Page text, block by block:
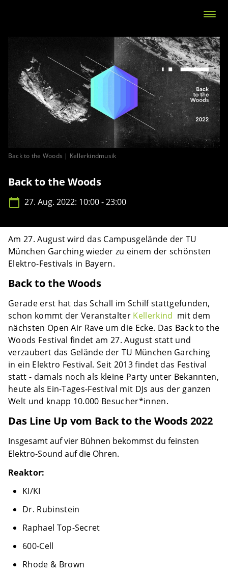
Back to the Woods | Kellerkindmusik
Back to the Woods
27. Aug. 2022: 10:00 - 23:00
Am 27. August wird das Campusgelände der TU
München Garching wieder zu einem der schönsten
Elektro-Festivals in Bayern.
Back to the Woods
Gerade erst hat das Schall im Schilf stattgefunden,
schon kommt der Veranstalter Kellerkind mit dem
nächsten Open Air Rave um die Ecke. Das Back to the
Woods Festival findet am 27. August statt und
verzaubert das Gelände der TU München Garching
in ein Elektro Festival. Seit 2013 findet das Festival
statt - damals noch als kleine Party unter Bekannten,
heute als Ein-Tages-Festival mit DJs aus der ganzen
Welt und knapp 10.000 Besucher*innen.
Das Line Up vom Back to the Woods 2022
Insgesamt auf vier Bühnen bekommst du feinsten
Elektro-Sound auf die Ohren.
Reaktor:
KI/KI
Dr. Rubinstein
Raphael Top-Secret
600-Cell
Rhode & Brown